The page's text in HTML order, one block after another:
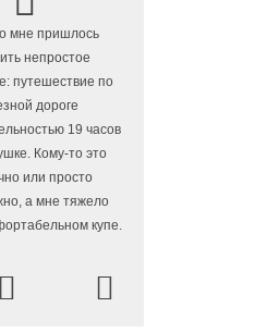
роща в
парком с
тысячи человек
Мы
строительного
галерею
мне пришлось
непростое
путешествие по
дороге
19 часов
Кому-то это
или просто
а мне тяжело
купе.